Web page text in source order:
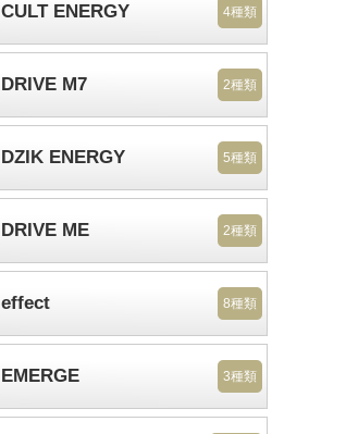
CULT ENERGY 4種類
DRIVE M7 2種類
DZIK ENERGY 5種類
DRIVE ME 2種類
effect 8種類
EMERGE 3種類